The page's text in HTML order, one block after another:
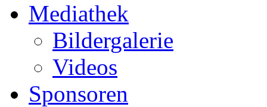
Mediathek
Bildergalerie
Videos
Sponsoren